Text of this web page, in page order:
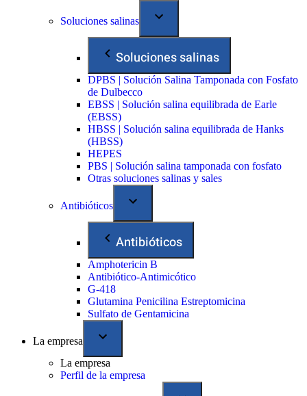
Soluciones salinas
Soluciones salinas
DPBS | Solución Salina Tamponada con Fosfato
de Dulbecco
EBSS | Solución salina equilibrada de Earle
(EBSS)
HBSS | Solución salina equilibrada de Hanks
(HBSS)
HEPES
PBS | Solución salina tamponada con fosfato
Otras soluciones salinas y sales
Antibióticos
Antibióticos
Amphotericin B
Antibiótico-Antimicótico
G-418
Glutamina Penicilina Estreptomicina
Sulfato de Gentamicina
La empresa
La empresa
Perfil de la empresa